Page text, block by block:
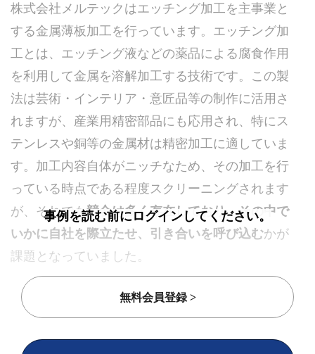
株式会社メルテックはエッチング加工を主事業と
する金属薄板加工を行っています。エッチング加
工とは、エッチング液などの薬品による腐食作用
を利用して金属を溶解加工する技術です。この製
法は芸術・インテリア・意匠品等の制作に活用さ
れますが、産業用精密部品にも応用され、特にス
テンレスや銅等の金属材は精密加工に適していま
す。加工内容自体がニッチなため、その加工を行
っている時点である程度スクリーニングされます
が、それでも競合は多く存在しており、その中で
いかに自社を際立たせ、引き合いを呼び込むかが
課題となっていました。
実施した施策
エッチング加工領域で突き抜けた存在になるため
事例を読む前にログインしてください。
無料会員登録 >